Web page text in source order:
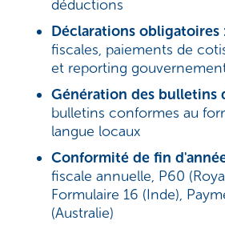
déductions
Déclarations obligatoires
fiscales, paiements de
et reporting
Génération des bulletins
bulletins conformes au
langue locaux
Conformité de fin
fiscale annuelle, P60
Formulaire 16 (Inde),
(Australie)